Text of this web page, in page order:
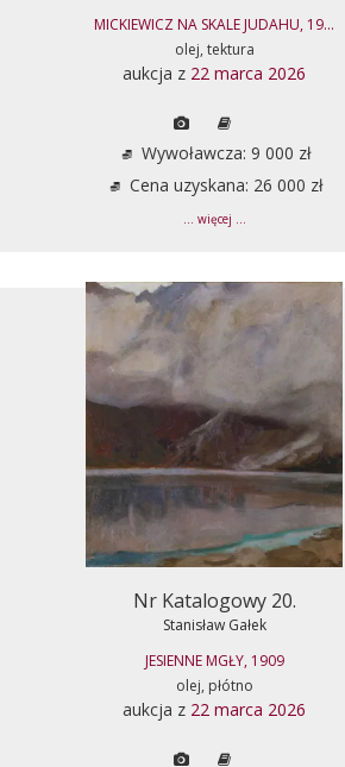
MICKIEWICZ NA SKALE JUDAHU, 19...
olej, tektura
aukcja z 22 marca 2026
Wywoławcza: 9 000 zł
Cena uzyskana: 26 000 zł
... więcej ...
Nr Katalogowy 20.
Stanisław Gałek
JESIENNE MGŁY, 1909
olej, płótno
aukcja z 22 marca 2026